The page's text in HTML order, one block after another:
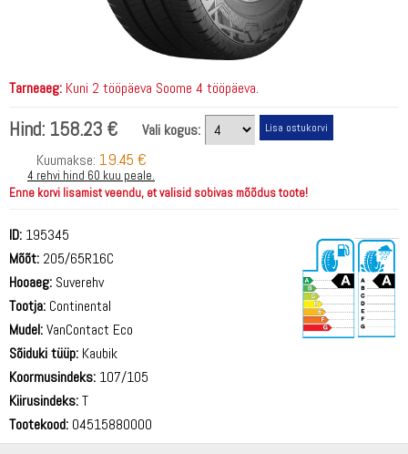
Tarneaeg: Kuni 2 tööpäeva Soome 4 tööpäeva.
Hind: 158.23 €
Vali kogus:
Kuumakse: 19.45 €
4 rehvi hind 60 kuu peale.
Enne korvi lisamist veendu, et valisid sobivas mõõdus toote!
ID: 195345
Mõõt: 205/65R16C
Hooaeg: Suverehv
Tootja: Continental
Mudel:VanContact Eco
Sõiduki tüüp: Kaubik
Koormusindeks: 107/105
Kiirusindeks:T
Tootekood: 04515880000